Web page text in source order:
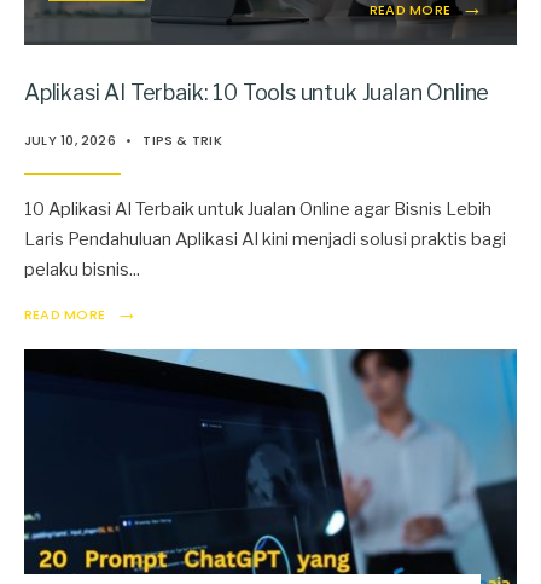
READ MORE →
Aplikasi AI Terbaik: 10 Tools untuk Jualan Online
JULY 10, 2026 • TIPS & TRIK
10 Aplikasi AI Terbaik untuk Jualan Online agar Bisnis Lebih
Laris Pendahuluan Aplikasi AI kini menjadi solusi praktis bagi
pelaku bisnis...
READ MORE →